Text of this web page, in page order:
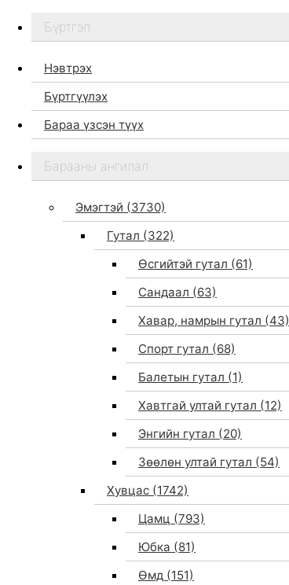
Бидний тухай
Дэлгүүр
Бүртгэл
Нэвтрэх
Бүртгүүлэх
Бараа үзсэн түүх
Барааны ангилал
Эмэгтэй (3730)
Гутал (322)
Өсгийтэй гутал (61)
Сандаал (63)
Хавар, намрын гутал (43)
Спорт гутал (68)
Балетын гутал (1)
Хавтгай ултай гутал (12)
Энгийн гутал (20)
Зөөлөн ултай гутал (54)
Хувцас (1742)
Цамц (793)
Юбка (81)
Өмд (151)